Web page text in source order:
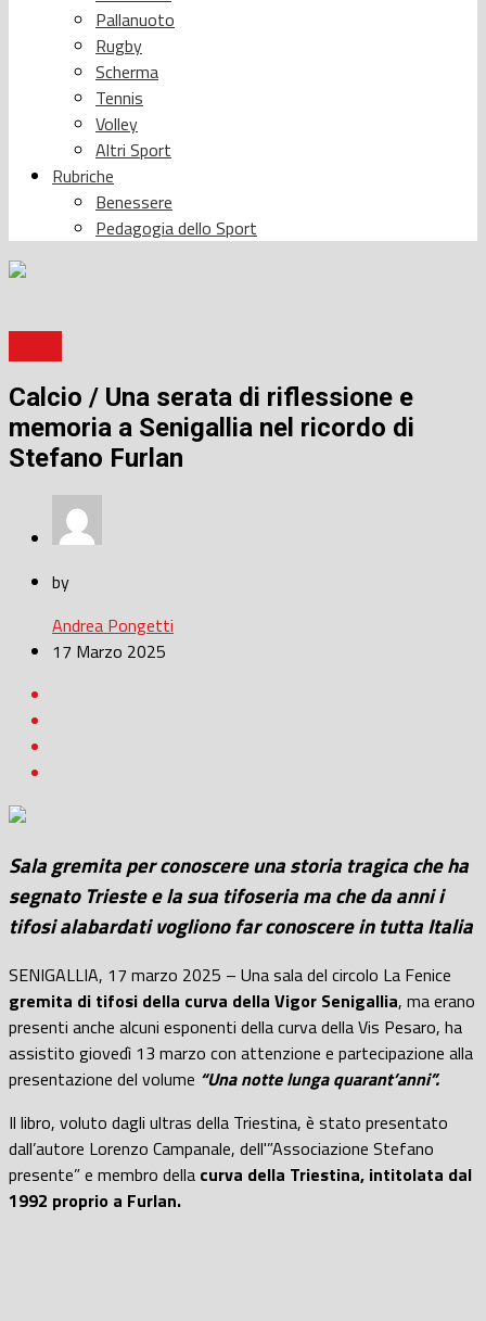
Pallanuoto
Rugby
Scherma
Tennis
Volley
Altri Sport
Rubriche
Benessere
Pedagogia dello Sport
Calcio / Una serata di riflessione e
memoria a Senigallia nel ricordo di
Stefano Furlan
by
Andrea Pongetti
17 Marzo 2025
Sala gremita per conoscere una storia tragica che ha
segnato Trieste e la sua tifoseria ma che da anni i
tifosi alabardati vogliono far conoscere in tutta Italia
SENIGALLIA, 17 marzo 2025 – Una sala del circolo La Fenice
gremita di tifosi della curva della Vigor Senigallia, ma erano
presenti anche alcuni esponenti della curva della Vis Pesaro, ha
assistito giovedì 13 marzo con attenzione e partecipazione alla
presentazione del volume “Una notte lunga quarant’anni”.
Il libro, voluto dagli ultras della Triestina, è stato presentato
dall’autore Lorenzo Campanale, dell'”Associazione Stefano
presente” e membro della curva della Triestina, intitolata dal
1992 proprio a Furlan.